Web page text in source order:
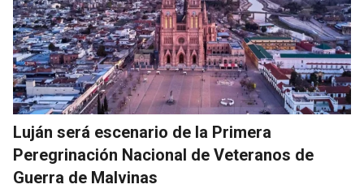
Luján será escenario de la Primera
Peregrinación Nacional de Veteranos de
Guerra de Malvinas